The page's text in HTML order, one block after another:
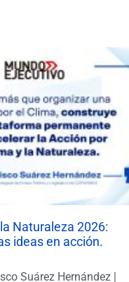
Naturaleza 2026:
ideas en acción.
Suárez Hernández |